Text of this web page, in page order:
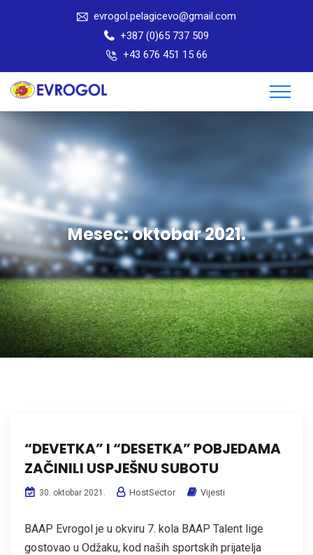
evrogol.pelagicevo@gmail.com
+387 (0)65 737 509
+43 676 451 15 66
Mesec:oktobar 2021.
“DEVETKA” I “DESETKA” POBJEDAMA
ZAČINILI USPJEŠNU SUBOTU
30. oktobar 2021. HostSector Vijesti
BAAP Evrogol je u okviru 7. kola BAAP Talent lige
gostovao u Odžaku, kod naših sportskih prijatelja